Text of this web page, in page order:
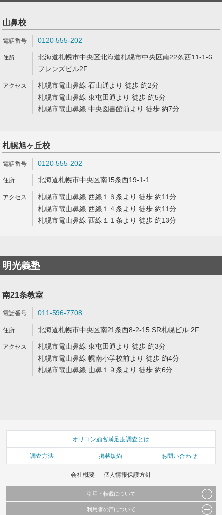
山鼻校
0120-555-202
北海道札幌市中央区北海道札幌市中央区南22条西11-1-6
フレンズビル2F
札幌市電山鼻線 石山通より 徒歩 約2分
札幌市電山鼻線 東屯田通より 徒歩 約5分
札幌市電山鼻線 中央図書館前より 徒歩 約7分
札幌旭ヶ丘校
0120-555-202
北海道札幌市中央区南15条西19-1-1
札幌市電山鼻線 西線１６条より 徒歩 約11分
札幌市電山鼻線 西線１４条より 徒歩 約11分
札幌市電山鼻線 西線１１条より 徒歩 約13分
明光義塾
南21条教室
011-596-7708
北海道札幌市中央区南21条西8-2-15 SR札幌ビル 2F
札幌市電山鼻線 東屯田通より 徒歩 約3分
札幌市電山鼻線 幌南小学校前より 徒歩 約4分
札幌市電山鼻線 山鼻１９条より 徒歩 約6分
オリコン顧客満足度調査とは
調査方法 掲載規約 お問い合わせ
会社概要 個人情報保護方針
引用・転載について
当サイトで公開されている情報（文字、写真、イラスト、画像データ等）及びこれらの配
利用者の声について